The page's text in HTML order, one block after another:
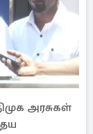
அரசுகள்